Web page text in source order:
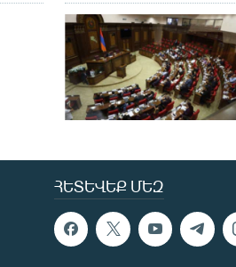
ՀԵՏԵՎԵՔ ՄԵԶ